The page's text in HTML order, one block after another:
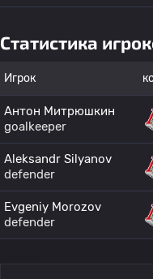
Статистика
Игрок
Антон Митрюшкин
goalkeeper
Aleksandr Silyanov
defender
Evgeniy Morozov
defender